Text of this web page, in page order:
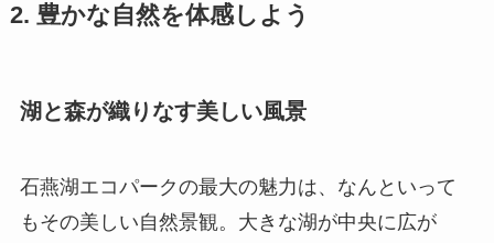
2. 豊かな自然を体感しよう
湖と森が織りなす美しい風景
石燕湖エコパークの最大の魅力は、なんといって
もその美しい自然景観。大きな湖が中央に広が